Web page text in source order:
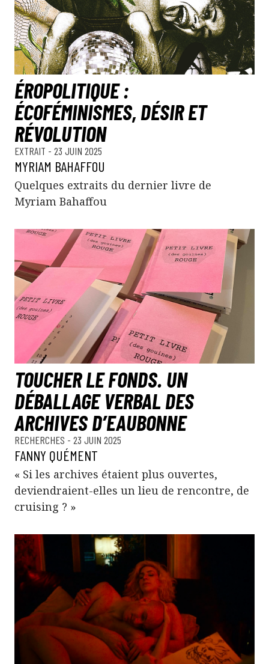
ÉROPOLITIQUE :
ÉCOFÉMINISMES, DÉSIR ET
RÉVOLUTION
EXTRAIT - 23 JUIN 2025
MYRIAM BAHAFFOU
Quelques extraits du dernier livre de
Myriam Bahaffou
TOUCHER LE FONDS. UN
DÉBALLAGE VERBAL DES
ARCHIVES D’EAUBONNE
RECHERCHES - 23 JUIN 2025
FANNY QUÉMENT
« Si les archives étaient plus ouvertes,
deviendraient-elles un lieu de rencontre, de
cruising ? »